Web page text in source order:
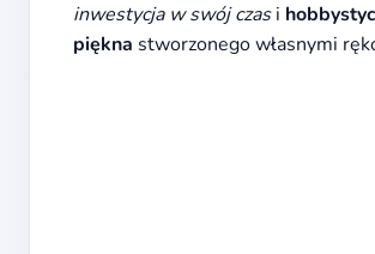
inwestycja w swój czasi
piękna stworzonego własnymi